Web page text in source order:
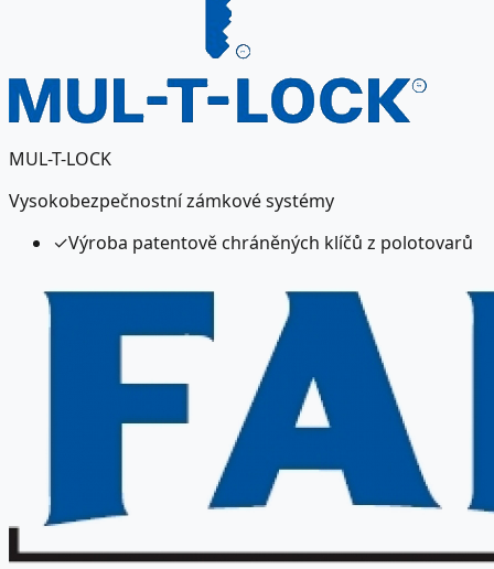
MUL-T-LOCK
Vysokobezpečnostní zámkové systémy
✓Výroba patentově chráněných klíčů z polotovarů